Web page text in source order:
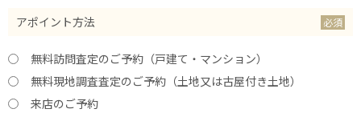
アポイント方法
無料訪問査定のご予約（戸建て・マンション）
無料現地調査査定のご予約（土地又は古屋付き土地）
来店のご予約